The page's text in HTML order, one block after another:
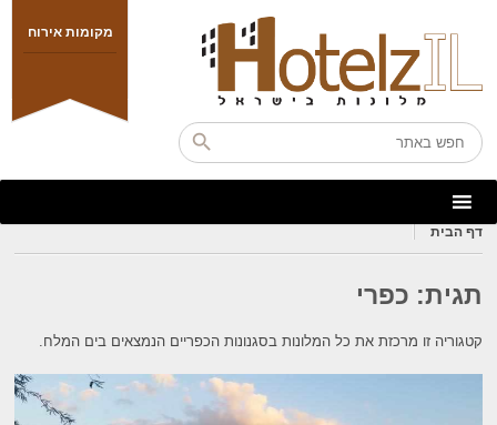
מקומות אירוח
דף הבית
תגית: כפרי
קטגוריה זו מרכזת את כל המלונות בסגנונות הכפריים הנמצאים בים המלח.